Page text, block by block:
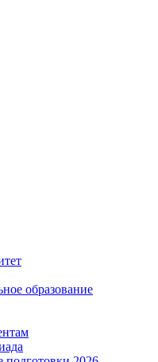
образование